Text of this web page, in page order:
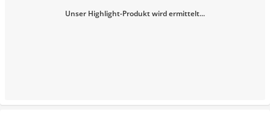
Unser Highlight-Produkt wird ermittelt...